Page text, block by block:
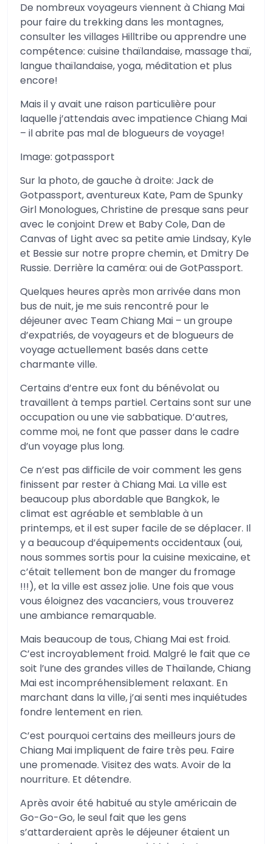
De nombreux voyageurs viennent à Chiang Mai
pour faire du trekking dans les montagnes,
consulter les villages Hilltribe ou apprendre une
compétence: cuisine thaïlandaise, massage thaï,
langue thaïlandaise, yoga, méditation et plus
encore!
Mais il y avait une raison particulière pour
laquelle j’attendais avec impatience Chiang Mai
– il abrite pas mal de blogueurs de voyage!
Image: gotpassport
Sur la photo, de gauche à droite: Jack de
Gotpassport, aventureux Kate, Pam de Spunky
Girl Monologues, Christine de presque sans peur
avec le conjoint Drew et Baby Cole, Dan de
Canvas of Light avec sa petite amie Lindsay, Kyle
et Bessie sur notre propre chemin, et Dmitry De
Russie. Derrière la caméra: oui de GotPassport.
Quelques heures après mon arrivée dans mon
bus de nuit, je me suis rencontré pour le
déjeuner avec Team Chiang Mai – un groupe
d’expatriés, de voyageurs et de blogueurs de
voyage actuellement basés dans cette
charmante ville.
Certains d’entre eux font du bénévolat ou
travaillent à temps partiel. Certains sont sur une
occupation ou une vie sabbatique. D’autres,
comme moi, ne font que passer dans le cadre
d’un voyage plus long.
Ce n’est pas difficile de voir comment les gens
finissent par rester à Chiang Mai. La ville est
beaucoup plus abordable que Bangkok, le
climat est agréable et semblable à un
printemps, et il est super facile de se déplacer. Il
y a beaucoup d’équipements occidentaux (oui,
nous sommes sortis pour la cuisine mexicaine, et
c’était tellement bon de manger du fromage
!!!), et la ville est assez jolie. Une fois que vous
vous éloignez des vacanciers, vous trouverez
une ambiance remarquable.
Mais beaucoup de tous, Chiang Mai est froid.
C’est incroyablement froid. Malgré le fait que ce
soit l’une des grandes villes de Thaïlande, Chiang
Mai est incompréhensiblement relaxant. En
marchant dans la ville, j’ai senti mes inquiétudes
fondre lentement en rien.
C’est pourquoi certains des meilleurs jours de
Chiang Mai impliquent de faire très peu. Faire
une promenade. Visitez des wats. Avoir de la
nourriture. Et détendre.
Après avoir été habitué au style américain de
Go-Go-Go, le seul fait que les gens
s’attarderaient après le déjeuner étaient un